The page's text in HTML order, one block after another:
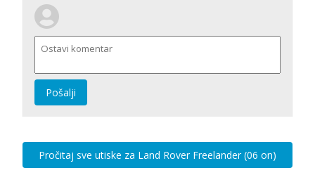
Pošalji
Pročitaj sve utiske za Land Rover Freelander (06 on)